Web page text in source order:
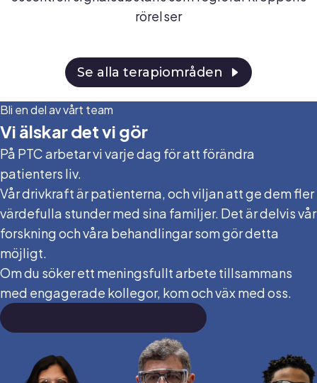
rörelser
Se alla terapiområden
Bli en del av vårt team
Vi älskar det vi gör
På PTC arbetar vi varje dag för att förändra
patienters liv.
Vår drivkraft är patienterna, och viljan att ge dem fler
värdefulla stunder med sina familjer. Det är delvis vår
forskning och våra behandlingar som gör detta
möjligt.
Om du söker ett meningsfullt arbete tillsammans
med engagerade kollegor, kom och väx med oss.